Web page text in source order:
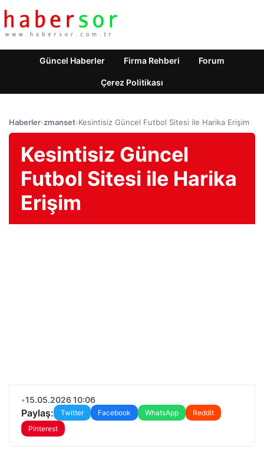
Güncel Haberler Firma Rehberi Forum
Çerez Politikası
Haberler›zmanset›Kesintisiz Güncel Futbol Sitesi ile Harika Erişim
Kesintisiz Güncel
Futbol Sitesi ile Harika
Erişim
•15.05.2026 10:06
Paylaş: Twitter Facebook WhatsApp
Reddit
Pinterest